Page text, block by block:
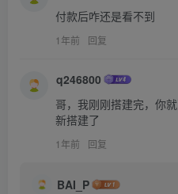
付款后咋还是看不到
1年前 回复
q246800
哥，我刚刚搭建完，你
新搭建了
1年前 回复
BAI_P